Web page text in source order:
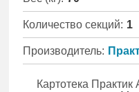
Количество секций: 1
Производитель:
Картотека